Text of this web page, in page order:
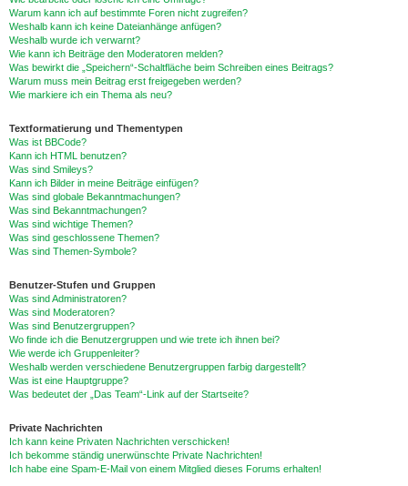
Warum kann ich auf bestimmte Foren nicht zugreifen?
Weshalb kann ich keine Dateianhänge anfügen?
Weshalb wurde ich verwarnt?
Wie kann ich Beiträge den Moderatoren melden?
Was bewirkt die „Speichern“-Schaltfläche beim Schreiben eines Beitrags?
Warum muss mein Beitrag erst freigegeben werden?
Wie markiere ich ein Thema als neu?
Textformatierung und Thementypen
Was ist BBCode?
Kann ich HTML benutzen?
Was sind Smileys?
Kann ich Bilder in meine Beiträge einfügen?
Was sind globale Bekanntmachungen?
Was sind Bekanntmachungen?
Was sind wichtige Themen?
Was sind geschlossene Themen?
Was sind Themen-Symbole?
Benutzer-Stufen und Gruppen
Was sind Administratoren?
Was sind Moderatoren?
Was sind Benutzergruppen?
Wo finde ich die Benutzergruppen und wie trete ich ihnen bei?
Wie werde ich Gruppenleiter?
Weshalb werden verschiedene Benutzergruppen farbig dargestellt?
Was ist eine Hauptgruppe?
Was bedeutet der „Das Team“-Link auf der Startseite?
Private Nachrichten
Ich kann keine Privaten Nachrichten verschicken!
Ich bekomme ständig unerwünschte Private Nachrichten!
Ich habe eine Spam-E-Mail von einem Mitglied dieses Forums erhalten!